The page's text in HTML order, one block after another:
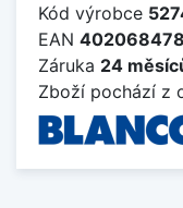
Kód výrobce
EAN
Záruka 24
Zboží pochází z